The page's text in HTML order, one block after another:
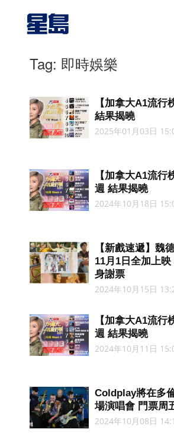
Tag: 即時娛樂
【加拿大A1流行
結果揭曉
2025年01月03日
【加拿大A1流行
週 結果揭曉
2024年10月18日
【新戲速遞】魏
11月1日全加上
身謝票
2024年10月15日
【加拿大A1流行
週 結果揭曉
2024年10月11日
Coldplay將在多
場演唱會 門票周
2024年10月08日